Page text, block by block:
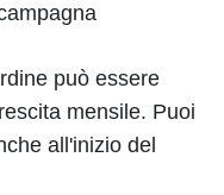
può essere
mensile. Puoi
all'inizio del